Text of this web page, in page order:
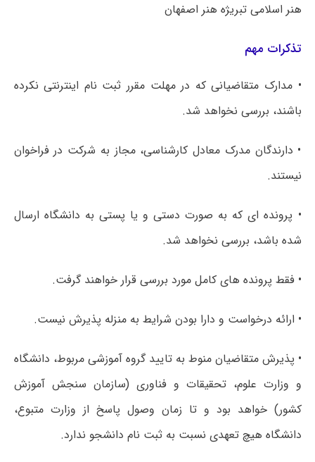
هنر اسلامی تبریژه هنر اصفهان
تذکرات مهم
• مدارک متقاضیانی که در مهلت مقرر ثبت نام اینترنتی نکرده
باشند، بررسی نخواهد شد.
• دارندگان مدرک معادل کارشناسی، مجاز به شرکت در فراخوان
نیستند.
• پرونده ای که به صورت دستی و یا پستی به دانشگاه ارسال
شده باشد، بررسی نخواهد شد.
• فقط پرونده های کامل مورد بررسی قرار خواهند گرفت.
• ارائه درخواست و دارا بودن شرایط به منزله پذیرش نیست.
• پذیرش متقاضیان منوط به تایید گروه آموزشی مربوط، دانشگاه
و وزارت علوم، تحقیقات و فناوری (سازمان سنجش آموزش
کشور) خواهد بود و تا زمان وصول پاسخ از وزارت متبوع،
دانشگاه هیچ تعهدی نسبت به ثبت نام دانشجو ندارد.